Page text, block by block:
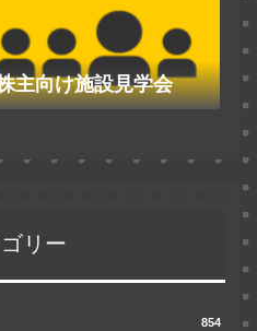
主向け施設見学会
リー
854